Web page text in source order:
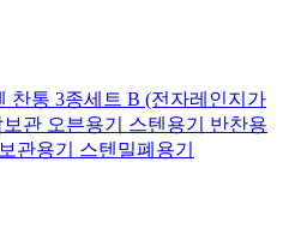
찬통 3종세트 B (전자레인지가
관 오븐용기 스텐용기 반찬용
관용기 스텐밀폐용기